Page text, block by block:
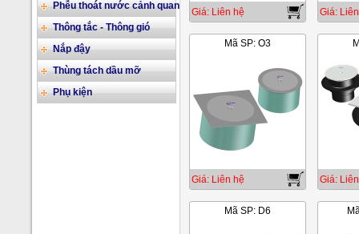
Phễu thoát nước cảnh quan
Thông tắc - Thông gió
Nắp đậy
Thùng tách dầu mỡ
Phụ kiện
Giá: Liên hệ Giá:
Mã SP: O3
Giá: Liên hệ Giá:
Mã SP: D6